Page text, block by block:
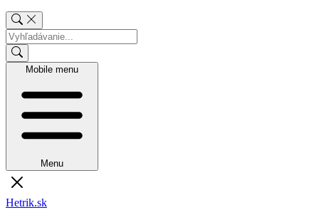
Mobile menu
Menu
Hetrik.sk